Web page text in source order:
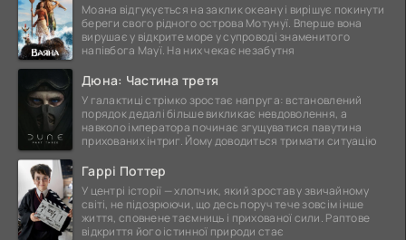
Моана відгукується на заклик океану і вирішує покинути
береги свого рідного острова Мотунуї. Вперше вона
вирушає у відкрите море у супроводі знаменитого
напівбога Мауї. На них чекає незабутня
Дюна: Частина третя
У галактиці стрімко зростає напруга: встановлений
порядок дедалі більше викликає невдоволення, а
навколо імператора починає згущуватися павутина
прихованих інтриг. Йому доводиться тримати ситуацію
Гаррі Поттер
У центрі історії — хлопчик, який зростав у звичайному
світі, не підозрюючи, що десь поруч тече зовсім інше
життя, сповнене таємниць і прихованої сили. Раптове
відкриття його істинної природи стає